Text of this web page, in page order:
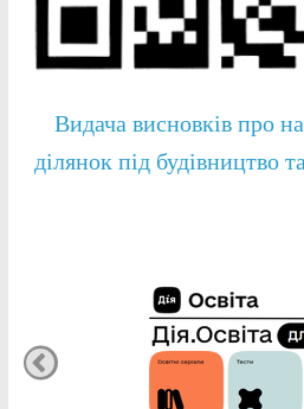
Видача висновків про
ділянок під будівництво